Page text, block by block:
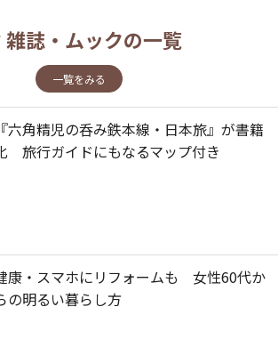
雑誌・ムックの一覧
一覧をみる
『六角精児の呑み鉄本線・日本旅』が書籍
旅行ガイドにもなるマップ付き
康・スマホにリフォームも 女性60代か
の明るい暮らし方